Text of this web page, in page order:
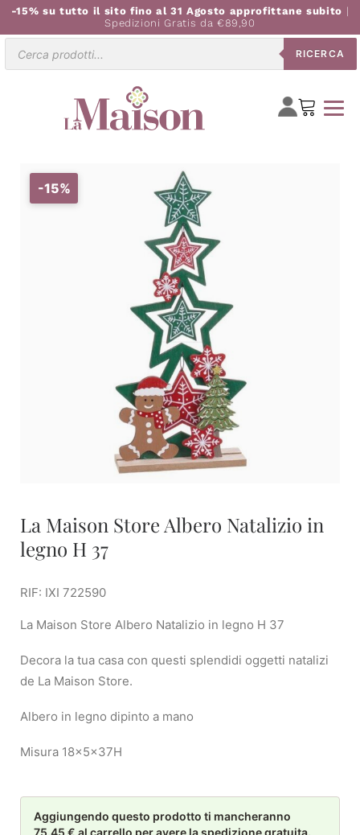
-15% su tutto il sito fino al 31 Agosto approfittane subito |
Spedizioni Gratis da €89,90
RICERCA
-15%
La Maison Store Albero Natalizio in
legno H 37
RIF: IXI 722590
La Maison Store Albero Natalizio in legno H 37
Decora la tua casa con questi splendidi oggetti natalizi
de La Maison Store.
Albero in legno dipinto a mano
Misura 18x5x37H
Aggiungendo questo prodotto ti mancheranno
75,45 € al carrello per avere la spedizione gratuita.